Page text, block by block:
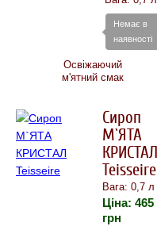
Немає в
наявності
Освіжаючий
м'ятний смак
Сироп
М`ЯТА
КРИСТАЛ
Teisseire
Вага: 0,7 л
Ціна: 465
грн